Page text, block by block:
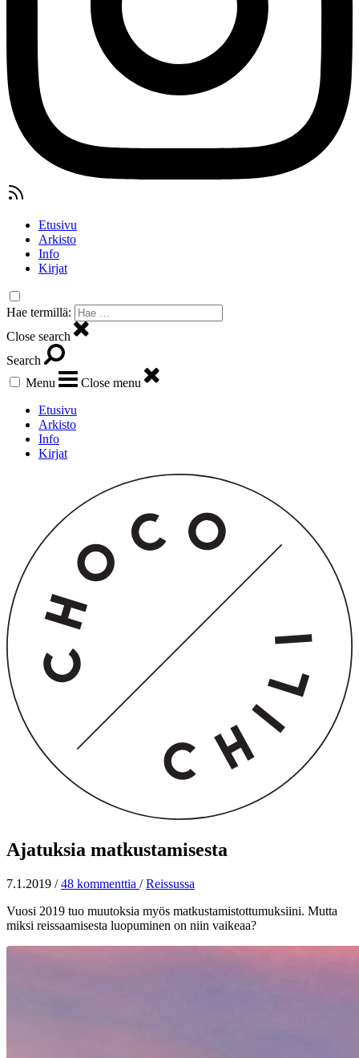
Etusivu
Arkisto
Info
Kirjat
Hae termillä:
Close search
Search
Menu
Close menu
Etusivu
Arkisto
Info
Kirjat
Ajatuksia matkustamisesta
7.1.2019 / 48 kommenttia / Reissussa
Vuosi 2019 tuo muutoksia myös matkustamistottumuksiini. Mutta
miksi reissaamisesta luopuminen on niin vaikeaa?